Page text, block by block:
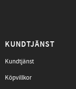
KUNDTJÄNST
Kundtjänst
Köpvillkor